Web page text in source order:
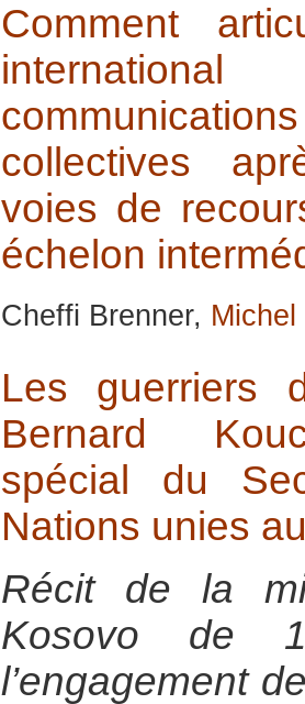
Comment
collectives
voies de
échelon
Cheffi Brenner,
Les guerriers
Bernard
spécial du
Nations unies
Récit de la
Kosovo de
l’engagement